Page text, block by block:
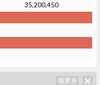
35,200,450